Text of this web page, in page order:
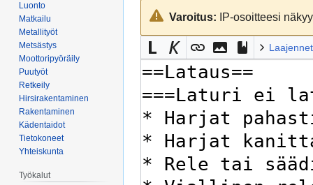
Siirry
navigaatioon
Siirry
hakuunVaroitus: IP-osoitteesi
Luonto
Matkailu
Metallityöt
Metsästys
Moottoripyöräily
Puutyöt
Retkeily
Hirsirakentaminen
Rakentaminen
Kädentaidot
Tietokoneet
Yhteiskunta
Työkalut